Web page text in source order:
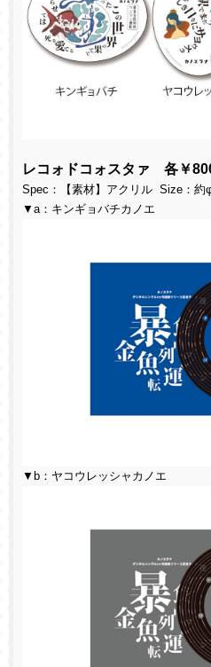
レコォドコォスタァ 各￥
Spec：【素材】アクリル Size：約
▼a：キンギョバチカノエ
▼b：ヤコウレッシャカノエ